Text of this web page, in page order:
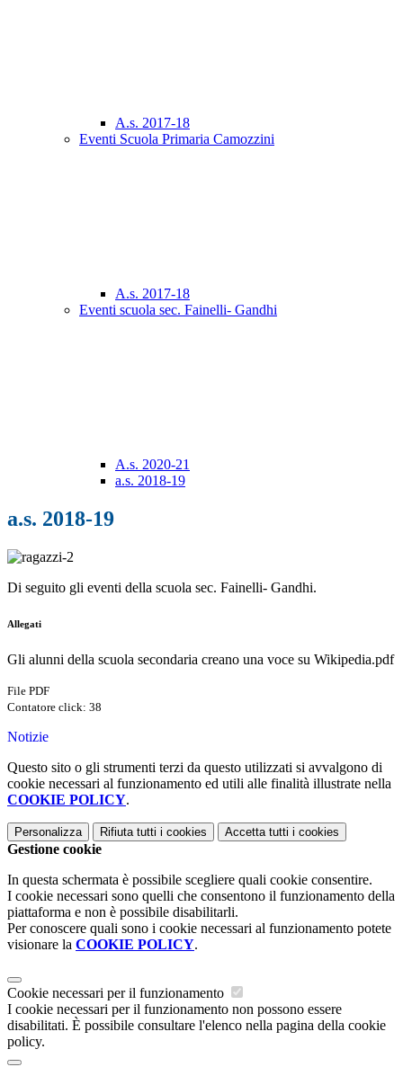
A.s. 2017-18
Eventi Scuola Primaria Camozzini
A.s. 2017-18
Eventi scuola sec. Fainelli- Gandhi
A.s. 2020-21
a.s. 2018-19
a.s. 2018-19
Di seguito gli eventi della scuola sec. Fainelli- Gandhi.
Allegati
Gli alunni della scuola secondaria creano una voce su Wikipedia.pdf
File PDF
Contatore click: 38
Notizie
Questo sito o gli strumenti terzi da questo utilizzati si avvalgono di
cookie necessari al funzionamento ed utili alle finalità illustrate nella
COOKIE POLICY.
Personalizza Rifiuta tutti i cookies Accetta tutti i cookies
Gestione cookie
In questa schermata è possibile scegliere quali cookie consentire.
I cookie necessari sono quelli che consentono il funzionamento della
piattaforma e non è possibile disabilitarli.
Per conoscere quali sono i cookie necessari al funzionamento potete
visionare la COOKIE POLICY.
Cookie necessari per il funzionamento
I cookie necessari per il funzionamento non possono essere
disabilitati. È possibile consultare l'elenco nella pagina della cookie
policy.